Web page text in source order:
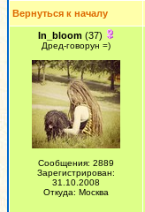
Вернуться к началу
In_bloom(37)
Дред-говорун =)
Сообщения: 2889
Зарегистрирован:
31.10.2008
Откуда: Москва